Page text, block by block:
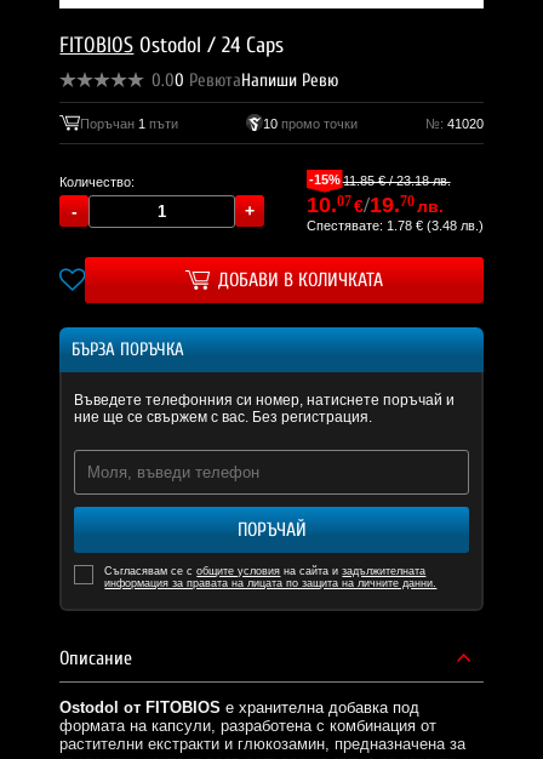
FITOBIOS Ostodol / 24 Caps
0.00 РевютаНапиши Ревю
Поръчан 1 пъти 10промо точки №: 41020
Количество: -15%11.85 € / 23.18 лв.
10.07€/19.70лв.
Спестявате: 1.78 € (3.48 лв.)
ДОБАВИ В КОЛИЧКАТА
БЪРЗА ПОРЪЧКА
Въведете телефонния си номер, натиснете поръчай и
ние ще се свържем с вас. Без регистрация.
ПОРЪЧАЙ
Съгласявам се собщите условия на сайта изадължителната
информация за правата на лицата по защита на личните данни.
Описание
Ostodol от FITOBIOS е хранителна добавка под
формата на капсули, разработена с комбинация от
растителни екстракти и глюкозамин, предназначена за